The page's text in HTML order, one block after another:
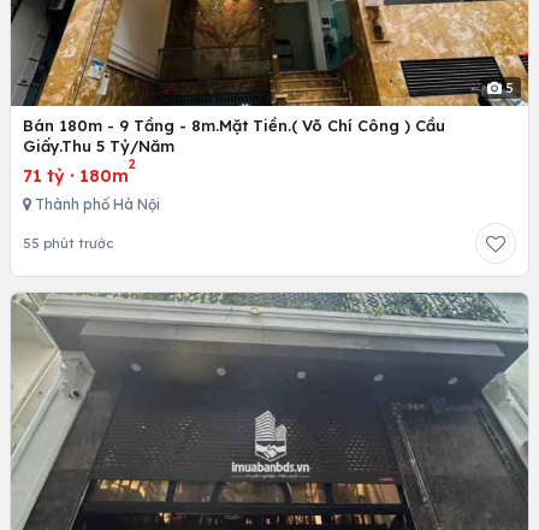
5
Bán 180m - 9 Tầng - 8m.Mặt Tiền.( Võ Chí Công ) Cầu
Giấy.Thu 5 Tỷ/Năm
71 tỷ · 180m
2
Thành phố Hà Nội
55 phút trước